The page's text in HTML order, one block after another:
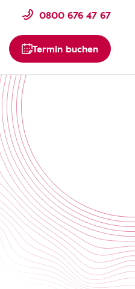
0800 676 47 67
Termin buchen